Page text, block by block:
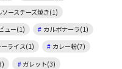
ースチーズ焼き(1)
ュー(1)
カルボナーラ(1)
ーライス(1)
カレー粉(7)
ガレット(3)